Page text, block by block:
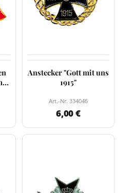
Anstecker "Gott mit uns
1915"
Art.-Nr. 334046
6,00 €